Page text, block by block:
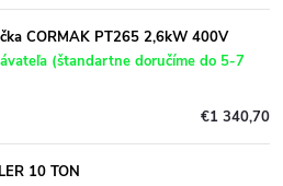
CORMAK PT265 2,6kW 400V
(štandartne doručíme do 5-7
€1 340,70
10 TON